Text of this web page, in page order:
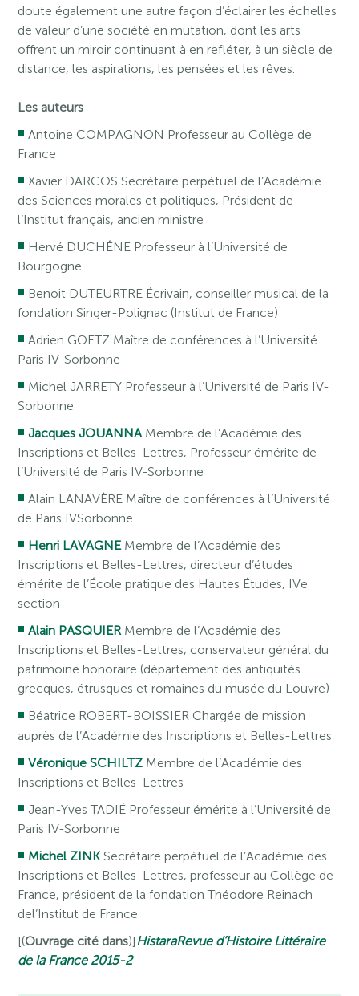
doute également une autre façon d’éclairer les échelles
de valeur d’une société en mutation, dont les arts
offrent un miroir continuant à en refléter, à un siècle de
distance, les aspirations, les pensées et les rêves.
Les auteurs
Antoine COMPAGNON Professeur au Collège de
France
Xavier DARCOS Secrétaire perpétuel de l’Académie
des Sciences morales et politiques, Président de
l’Institut français, ancien ministre
Hervé DUCHÊNE Professeur à l’Université de
Bourgogne
Benoit DUTEURTRE Écrivain, conseiller musical de la
fondation Singer-Polignac (Institut de France)
Adrien GOETZ Maître de conférences à l’Université
Paris IV-Sorbonne
Michel JARRETY Professeur à l’Université de Paris IV-
Sorbonne
Jacques JOUANNAMembre de l’Académie des
Inscriptions et Belles-Lettres, Professeur émérite de
l’Université de Paris IV-Sorbonne
Alain LANAVÈRE Maître de conférences à l’Université
de Paris IVSorbonne
Henri LAVAGNEMembre de l’Académie des
Inscriptions et Belles-Lettres, directeur d’études
émérite de l’École pratique des Hautes Études, IVe
section
Alain PASQUIERMembre de l’Académie des
Inscriptions et Belles-Lettres, conservateur général du
patrimoine honoraire (département des antiquités
grecques, étrusques et romaines du musée du Louvre)
Béatrice ROBERT-BOISSIER Chargée de mission
auprès de l’Académie des Inscriptions et Belles-Lettres
Véronique SCHILTZ Membre de l’Académie des
Inscriptions et Belles-Lettres
Jean-Yves TADIÉ Professeur émérite à l’Université de
Paris IV-Sorbonne
Michel ZINK Secrétaire perpétuel de l’Académie des
Inscriptions et Belles-Lettres, professeur au Collège de
France, président de la fondation Théodore Reinach
del’Institut de France
[(Ouvrage cité dans)] HistaraRevue d’Histoire Littéraire
de la France 2015-2